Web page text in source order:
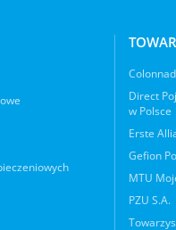
Direct
w Polsce
Erste
Gefion
MTU
PZU S.A.